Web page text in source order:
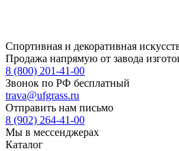
Спортивная и декоративная
Продажа напрямую от завода
8 (800) 201-41-00
Звонок по РФ бесплатный
trava@ufgrass.ru
Отправить нам письмо
8 (902) 264-41-00
Мы в мессенджерах
Каталог